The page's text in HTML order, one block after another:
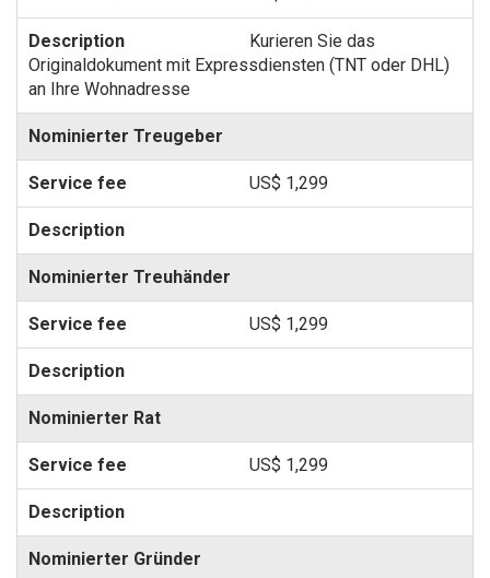
Kurieren Sie das
Originaldokument mit Expressdiensten (TNT oder DHL)
an Ihre Wohnadresse
Nominierter Treugeber
US$ 1,299
Nominierter Treuhänder
US$ 1,299
Nominierter Rat
US$ 1,299
Nominierter Gründer